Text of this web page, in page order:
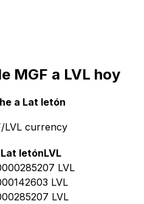
MGF a LVL hoy
a Lat letón
LVL currency
Lat letónLVL
LVL
LVL
LVL